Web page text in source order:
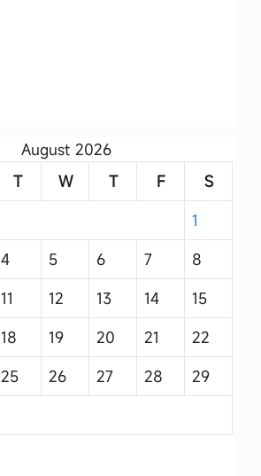
August 2026
T W T F
S
1
4 5 6 7
8
11 12 13 14
15
18 19 20 21
22
25 26 27 28
29